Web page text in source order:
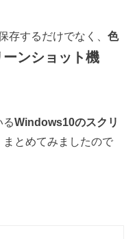
存するだけでなく、色
ーンショット機
るWindows10のスクリ
とめてみましたので